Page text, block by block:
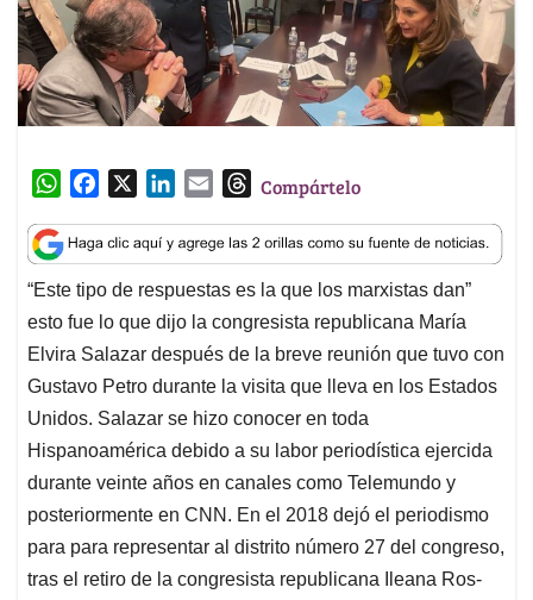
W
a
t
s
A
p
p
c
e
b
o
o
k
n
k
e
d
I
n
a
i
l
T
r
e
a
d
s
Compártelo
“Este tipo de respuestas es la que los marxistas dan”
esto fue lo que dijo la congresista republicana María
Elvira Salazar después de la breve reunión que tuvo con
Gustavo Petro durante la visita que lleva en los Estados
Unidos. Salazar se hizo conocer en toda
Hispanoamérica debido a su labor periodística ejercida
durante veinte años en canales como Telemundo y
posteriormente en CNN. En el 2018 dejó el periodismo
para para representar al distrito número 27 del congreso,
tras el retiro de la congresista republicana Ileana Ros-